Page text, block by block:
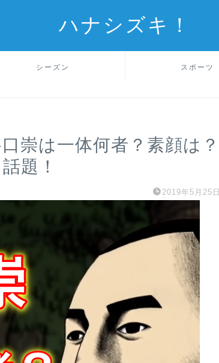
ハナシズキ！
シーズン スポーツ
崇は一体何者？素顔は？
題！
2019年5月25日